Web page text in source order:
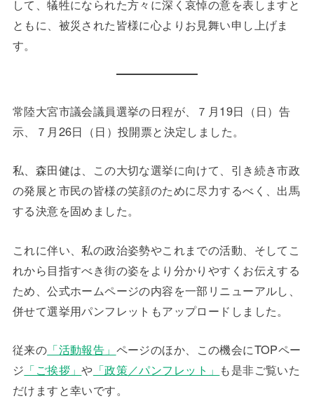
して、犠牲になられた方々に深く哀悼の意を表しますと
ともに、被災された皆様に心よりお見舞い申し上げま
す。
常陸大宮市議会議員選挙の日程が、７月19日（日）告
示、７月26日（日）投開票と決定しました。
私、森田健は、この大切な選挙に向けて、引き続き市政
の発展と市民の皆様の笑顔のために尽力するべく、出馬
する決意を固めました。
これに伴い、私の政治姿勢やこれまでの活動、そしてこ
れから目指すべき街の姿をより分かりやすくお伝えする
ため、公式ホームページの内容を一部リニューアルし、
併せて選挙用パンフレットもアップロードしました。
従来の 「活動報告」 ページのほか、この機会にTOPペー
ジ 「ご挨拶」や 「政策／パンフレット」 も是非ご覧いた
だけますと幸いです。